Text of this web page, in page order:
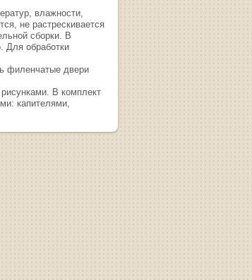
влажности,
не растрескивается
сборки. В
Для обработки
филенчатые двери
В комплект
капителями,